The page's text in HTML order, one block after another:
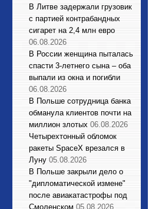
В Литве задержали грузовик
с партией контрабандных
сигарет на 2,4 млн евро
06.08.2026
В России женщина пыталась
спасти 3-летнего сына – оба
выпали из окна и погибли
06.08.2026
В Польше сотрудница банка
обманула клиентов почти на
миллион злотых 06.08.2026
Четырехтонный обломок
ракеты SpaceX врезался в
Луну 05.08.2026
В Польше закрыли дело о
"дипломатической измене"
после авиакатастрофы под
Смоленском 05.08.2026